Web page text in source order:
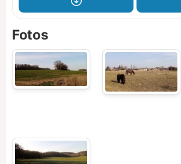
Fotos